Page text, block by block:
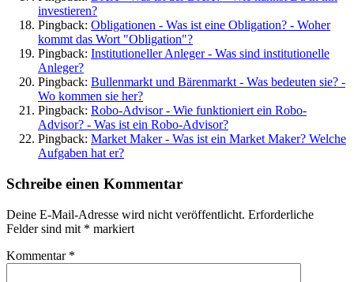
investieren?
Pingback: Obligationen - Was ist eine Obligation? - Woher
kommt das Wort "Obligation"?
Pingback: Institutioneller Anleger - Was sind institutionelle
Anleger?
Pingback: Bullenmarkt und Bärenmarkt - Was bedeuten sie? -
Wo kommen sie her?
Pingback: Robo-Advisor - Wie funktioniert ein Robo-
Advisor? - Was ist ein Robo-Advisor?
Pingback: Market Maker - Was ist ein Market Maker? Welche
Aufgaben hat er?
Schreibe einen Kommentar
Deine E-Mail-Adresse wird nicht veröffentlicht. Erforderliche
Felder sind mit * markiert
Kommentar *